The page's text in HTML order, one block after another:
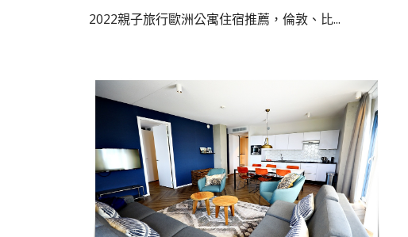
2022親子旅行歐洲公寓住宿推薦，倫敦、比...